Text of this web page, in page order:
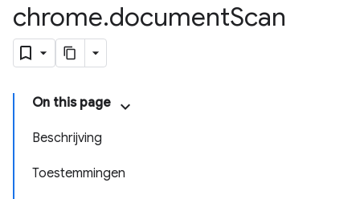
chrome.documentScan
On this page
Beschrijving
Toestemmingen